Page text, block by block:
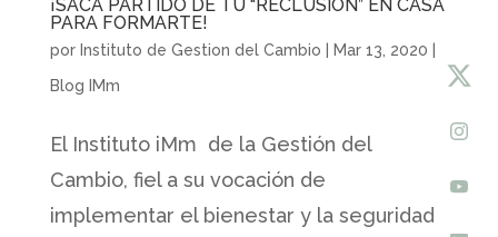
¡SACA PARTIDO DE TU “RECLUSIÓN” EN CASA
PARA FORMARTE!
por Instituto de Gestion del Cambio Mar 13, 2020
Blog IMm
El Instituto iMm de la Gestión del
Cambio, fiel a su vocación de
implementar el bienestar y la seguridad